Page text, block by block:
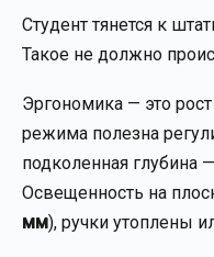
Студент тянется к
Такое не должно
Эргономика — это
режима полезна
подколенная глубина
Освещенность на
мм), ручки утоплены